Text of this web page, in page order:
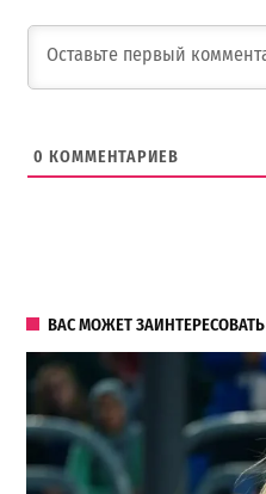
0 КОММЕНТАРИЕВ
ВАС МОЖЕТ ЗАИНТЕРЕСОВАТЬ